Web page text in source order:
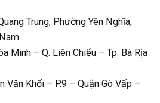
Trung, Phường Yên Nghĩa,
Minh – Q. Liên Chiểu – Tp. Bà Rịa
Khối – P.9 – Quận Gò Vấp –